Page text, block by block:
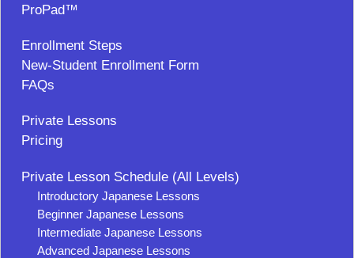
ProPad™
Enrollment Steps
New-Student Enrollment Form
FAQs
Private Lessons
Pricing
Private Lesson Schedule (All Levels)
Introductory Japanese Lessons
Beginner Japanese Lessons
Intermediate Japanese Lessons
Advanced Japanese Lessons